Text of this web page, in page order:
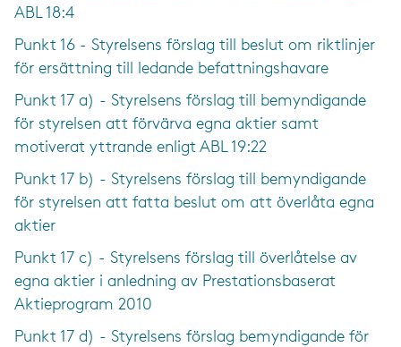
ABL 18:4
Punkt 16 - Styrelsens förslag till beslut om riktlinjer
för ersättning till ledande befattningshavare
Punkt 17 a) - Styrelsens förslag till bemyndigande
för styrelsen att förvärva egna aktier samt
motiverat yttrande enligt ABL 19:22
Punkt 17 b) - Styrelsens förslag till bemyndigande
för styrelsen att fatta beslut om att överlåta egna
aktier
Punkt 17 c) - Styrelsens förslag till överlåtelse av
egna aktier i anledning av Prestationsbaserat
Aktieprogram 2010
Punkt 17 d) - Styrelsens förslag bemyndigande för